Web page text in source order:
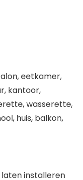
eetkamer,
kantoor,
wasserette,
huis, balkon,
installeren